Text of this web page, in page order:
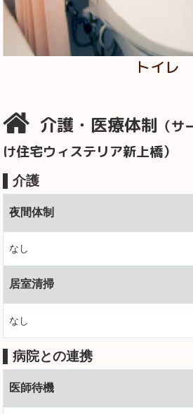
トイレ
介護・医療体制 （
け住宅ウィステリア新上橋）
介護
夜間体制
なし
居室清掃
なし
病院との連携
医師待機